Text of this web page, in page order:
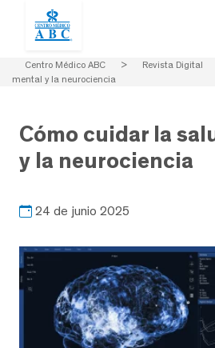
Centro Médico ABC > Revista Digital
mental y la neurociencia
Cómo cuidar la
y la neurociencia
24 de junio 2025